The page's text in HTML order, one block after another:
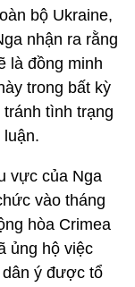
bộ Ukraine,
nhận ra rằng
là đồng minh
trong bất kỳ
tình trạng
luận.
vực của Nga
vào tháng
hòa Crimea
ủng hộ việc
ý được tổ